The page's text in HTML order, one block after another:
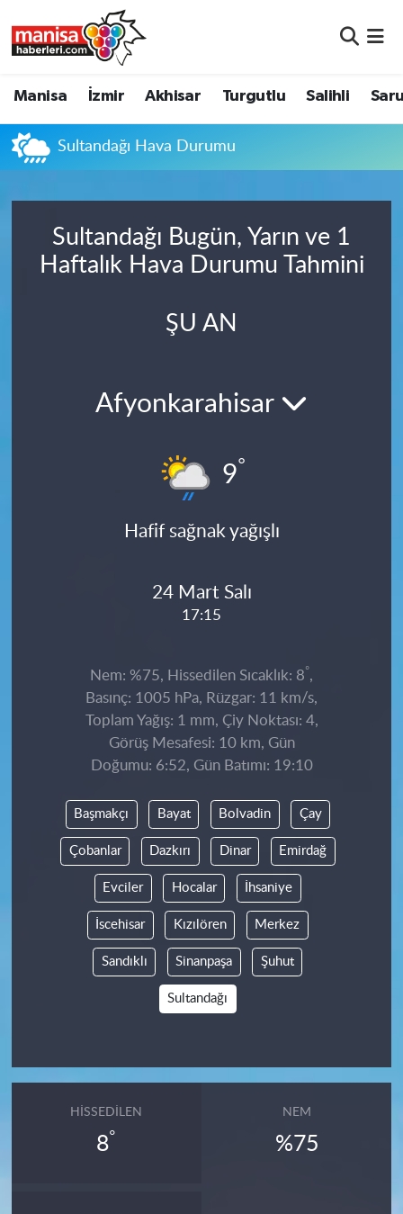
Manisa İzmir Akhisar Turgutlu Salihli
Sultandağı Hava Durumu
Sultandağı Bugün, Yarın ve 1
Haftalık Hava Durumu Tahmini
ŞU AN
Afyonkarahisar
9°
Hafif sağnak yağışlı
24 Mart Salı
17:15
Nem: %75, Hissedilen Sıcaklık: 8°,
Basınç: 1005 hPa, Rüzgar: 11 km/s,
Toplam Yağış: 1 mm, Çiy Noktası: 4,
Görüş Mesafesi: 10 km, Gün
Doğumu: 6:52, Gün Batımı: 19:10
Başmakçı Bayat Bolvadin Çay
Çobanlar Dazkırı Dinar Emirdağ
Evciler Hocalar İhsaniye
İscehisar Kızılören Merkez
Sandıklı Sinanpaşa Şuhut
Sultandağı
HISSEDILEN
8°
NEM
%75
Akhisar
Turgutlu
Salihli
Resmi İlanlar
Manisa Nöbetçi Eczaneler
Manisa Namaz Vakitleri
Manisa Trafik Yoğunluk Haritası
Süper Lig Puan Durumu ve Fikstür
Haber Arşivi